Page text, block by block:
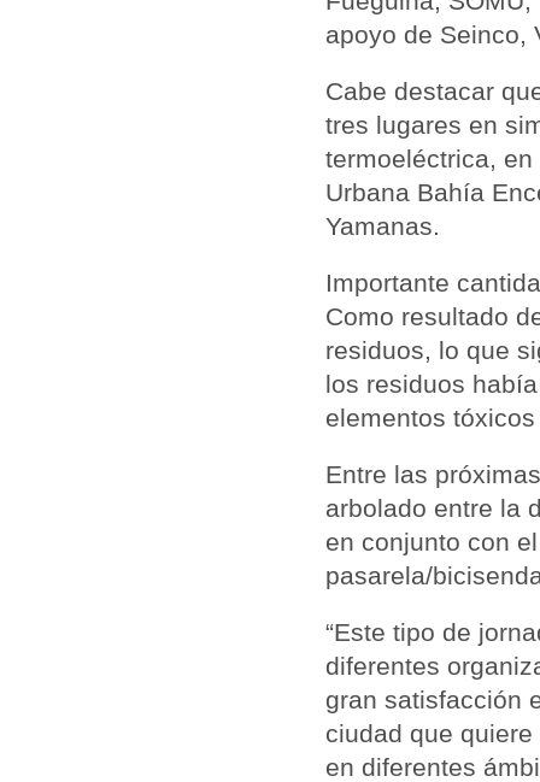
apoyo de Seinco,
Cabe destacar
tres lugares en
termoeléctrica,
Urbana Bahía
Yamanas.
Importante
Como resultado
residuos, lo que
los residuos
elementos
Entre las
arbolado entre la
en conjunto con
pasarela/
“Este tipo de
diferentes
gran satisfacción
ciudad que
en diferentes